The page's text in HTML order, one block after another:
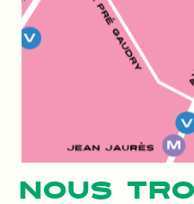
NOUS